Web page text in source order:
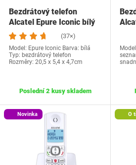
Bezdrátový telefon
Alcatel Epure Iconic bílý
(37×)
Model: Epure Iconic Barva: bílá
Typ: bezdrátový telefon
Rozměry: 20,5 x 5,4 x 4,7cm
Poslední 2 kusy skladem
Novinka O